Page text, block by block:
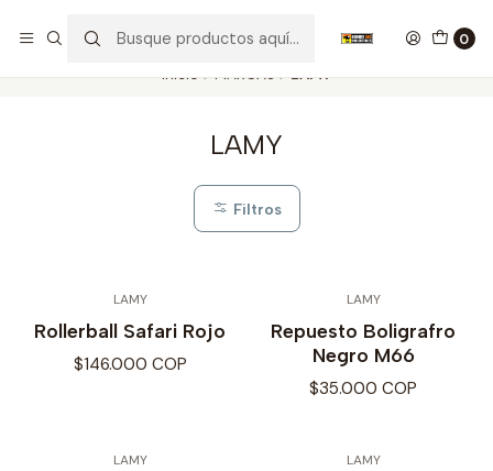
0
Inicio MARCAS LAMY
LAMY
Filtros
LAMY
Rollerball Safari Rojo
$146.000 COP
LAMY
Repuesto Boligrafro
Negro M66
$35.000 COP
LAMY LAMY